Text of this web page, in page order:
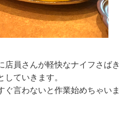
店員さんが軽快なナイフさばき
していきます。
ぐ言わないと作業始めちゃいま